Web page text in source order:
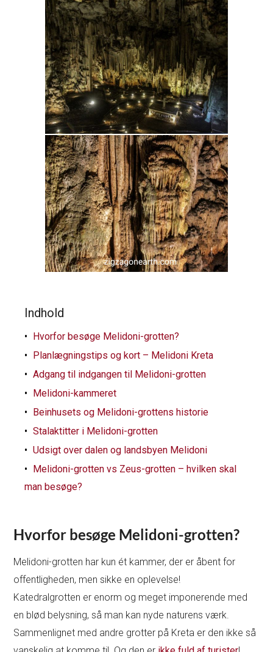
Indhold
Hvorfor besøge Melidoni-grotten?
Planlægningstips og kort – Melidoni Kreta
Adgang til indgangen til Melidoni-grotten
Melidoni-kammeret
Beinhusets og Melidoni-grottens historie
Stalaktitter i Melidoni-grotten
Udsigt over dalen og landsbyen Melidoni
Melidoni-grotten vs Zeus-grotten – hvilken skal
man besøge?
Hvorfor besøge Melidoni-grotten?
Melidoni-grotten har kun ét kammer, der er åbent for
offentligheden, men sikke en oplevelse!
Katedralgrotten er enorm og meget imponerende med
en blød belysning, så man kan nyde naturens værk.
Sammenlignet med andre grotter på Kreta er den ikke så